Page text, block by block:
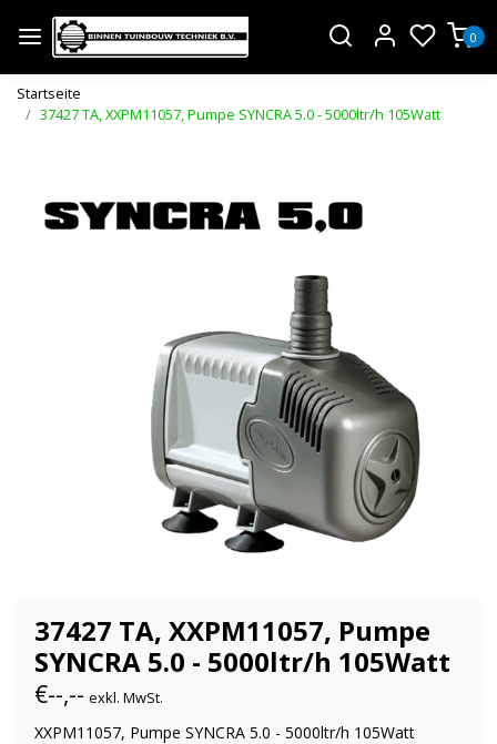
0
Startseite
37427 TA, XXPM11057, Pumpe SYNCRA 5.0 - 5000ltr/h 105Watt
37427 TA, XXPM11057, Pumpe
SYNCRA 5.0 - 5000ltr/h 105Watt
€--,-- exkl. MwSt.
XXPM11057, Pumpe SYNCRA 5.0 - 5000ltr/h 105Watt